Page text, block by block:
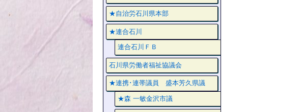
★自治労石川県本部
★連合石川
連合石川ＦＢ
石川県労働者福祉協議会
★連携･連帯議員 盛本芳久県議
★森 一敏金沢市議